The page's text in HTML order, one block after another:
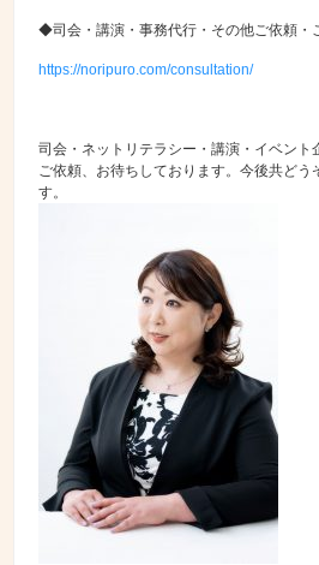
◆司会・講演・事務代行・その他ご依頼・
https://noripuro.com/consultation/
司会・ネットリテラシー・講演・イベント
ご依頼、お待ちしております。今後共どう
す。